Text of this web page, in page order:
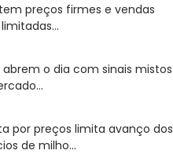
preços firmes e vendas
abrem o dia com sinais mistos
por preços limita avanço dos
de milho...